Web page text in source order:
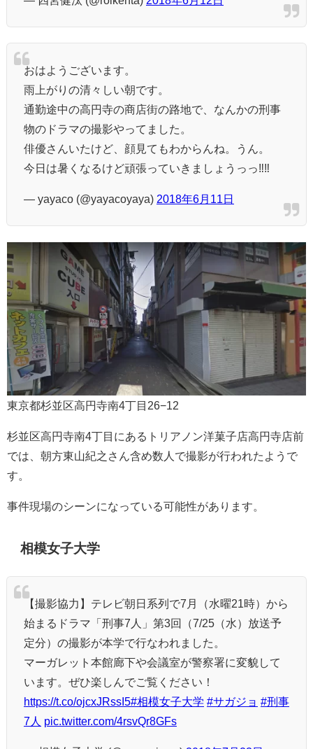
おはようございます。
雨上がりの清々しい朝です。
通勤途中の高円寺の商店街の路地で、なんかの刑事
物のドラマの撮影やってました。
俳優さんいたけど、顔見てもわからんね。うん。
今日は暑くなるけど頑張っていきましょうっっ‼️‼️
— yayaco (@yayacoyaya) 2018年6月11日
東京都杉並区高円寺南4丁目26−12
杉並区高円寺南4丁目にあるトリアノン洋菓子店高円寺店前
では、朝方東山紀之さん含め数人で撮影が行われたようで
す。
事件現場のシーンになっている可能性があります。
相模女子大学
【撮影協力】テレビ朝日系列で7月（水曜21時）から
始まるドラマ「刑事7人」第3回（7/25（水）放送予
定分）の撮影が本学で行なわれました。
マーガレット本館廊下や会議室が警察署に変貌して
います。ぜひ楽しんでご覧ください！
https://t.co/ojcxJRssI5#相模女子大学 #サガジョ #刑事
7人 pic.twitter.com/4rsvQr8GFs